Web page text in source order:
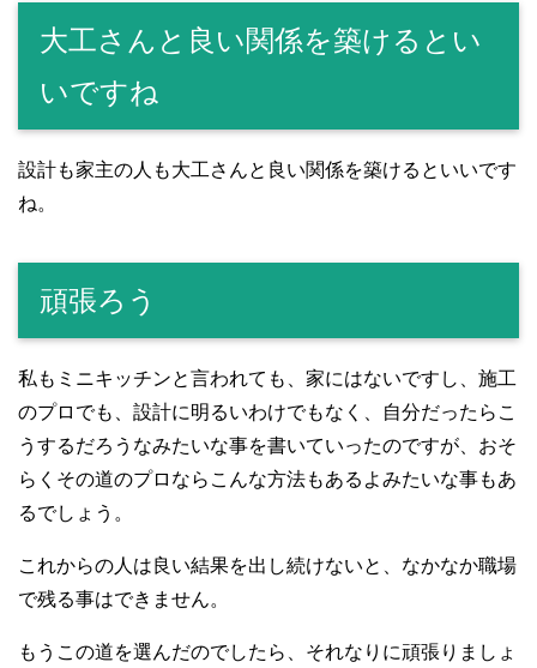
大工さんと良い関係を築けるとい
いですね
設計も家主の人も大工さんと良い関係を築けるといいです
ね。
頑張ろう
私もミニキッチンと言われても、家にはないですし、施工
のプロでも、設計に明るいわけでもなく、自分だったらこ
うするだろうなみたいな事を書いていったのですが、おそ
らくその道のプロならこんな方法もあるよみたいな事もあ
るでしょう。
これからの人は良い結果を出し続けないと、なかなか職場
で残る事はできません。
もうこの道を選んだのでしたら、それなりに頑張りましょ